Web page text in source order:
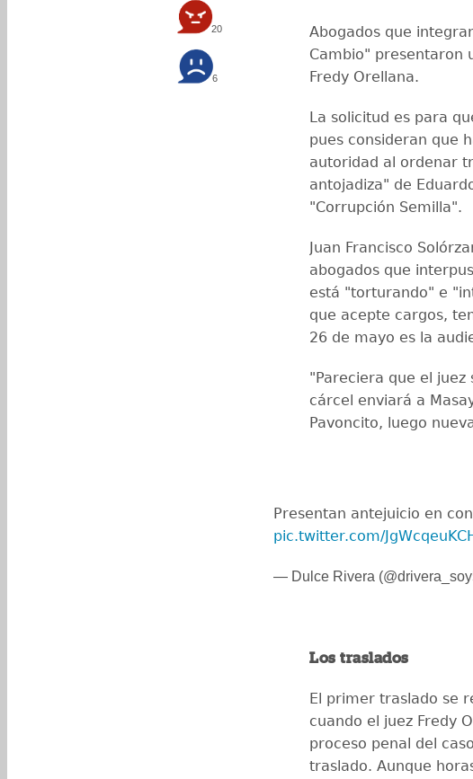
20
6
Abogados que
Cambio" presentaron
Fredy Orellana.
La solicitud es para
pues consideran que
autoridad al ordenar
antojadiza" de
"Corrupción Semilla".
Juan Francisco
abogados que
está "torturando" e
que acepte cargos,
26 de mayo es la
"Pareciera que el
cárcel enviará a
Pavoncito, luego
Presentan antejuicio en
pic.twitter.com/
— Dulce Rivera
Los traslados
El primer traslado se
cuando el juez Fredy
proceso penal del
traslado. Aunque